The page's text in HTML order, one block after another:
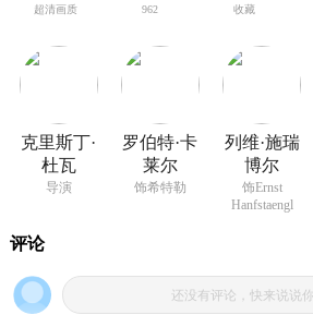
各国，掀起了惨烈的第
超清画质 962 收藏
克里斯丁·
杜瓦
导演
罗伯特·卡
莱尔
饰希特勒
列维·施瑞
博尔
饰Ernst
Hanfstaengl